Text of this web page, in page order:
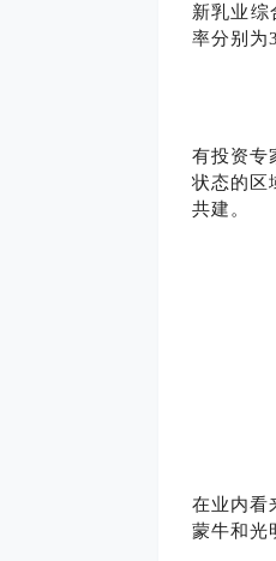
新乳业综
率分别为
有投资专
状态的区
共建。
在业内看
蒙牛和光